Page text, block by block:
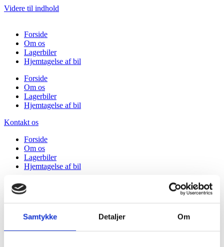
Samtykke Detaljer Om
Videre til indhold
Forside
Om os
Lagerbiler
Hjemtagelse af bil
Forside
Om os
Lagerbiler
Hjemtagelse af bil
Kontakt os
Forside
Om os
Lagerbiler
Hjemtagelse af bil
Forside
Om os
Lagerbiler